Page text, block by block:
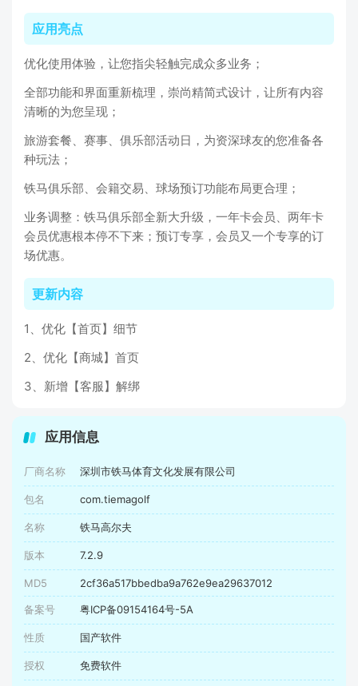
应用亮点
优化使用体验，让您指尖轻触完成众多业务；
全部功能和界面重新梳理，崇尚精简式设计，让所有内容
清晰的为您呈现；
旅游套餐、赛事、俱乐部活动日，为资深球友的您准备各
种玩法；
铁马俱乐部、会籍交易、球场预订功能布局更合理；
业务调整：铁马俱乐部全新大升级，一年卡会员、两年卡
会员优惠根本停不下来；预订专享，会员又一个专享的订
场优惠。
更新内容
1、优化【首页】细节
2、优化【商城】首页
3、新增【客服】解绑
应用信息
厂商名称 深圳市铁马体育文化发展有限公司
包名 com.tiemagolf
名称 铁马高尔夫
版本 7.2.9
MD5 2cf36a517bbedba9a762e9ea29637012
备案号 粤ICP备09154164号-5A
性质 国产软件
授权 免费软件